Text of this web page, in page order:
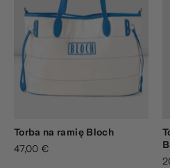
Torba na ramię Bloch
47,00 €